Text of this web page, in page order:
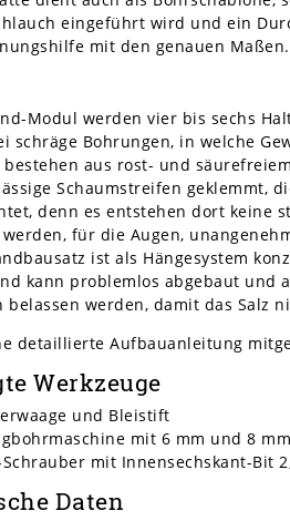
eingeführt wird und ein
mit den genauen Maßen.
Modul werden vier bis sechs
schräge Bohrungen, in welche
aus rost- und
Schaumstreifen geklemmt,
denn es entstehen dort keine
für die Augen,
ist als Hängesystem
kann problemlos abgebaut
belassen werden, damit das Salz
detaillierte Aufbauanleitung
Werkzeuge
und Bleistift
mit 6 mm und 8
Schrauber mit Innensechskant-Bit
Daten